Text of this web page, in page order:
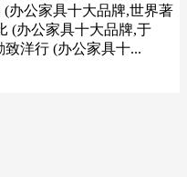
(办公家具十大品牌,世界著
(办公家具十大品牌,于
致洋行 (办公家具十...